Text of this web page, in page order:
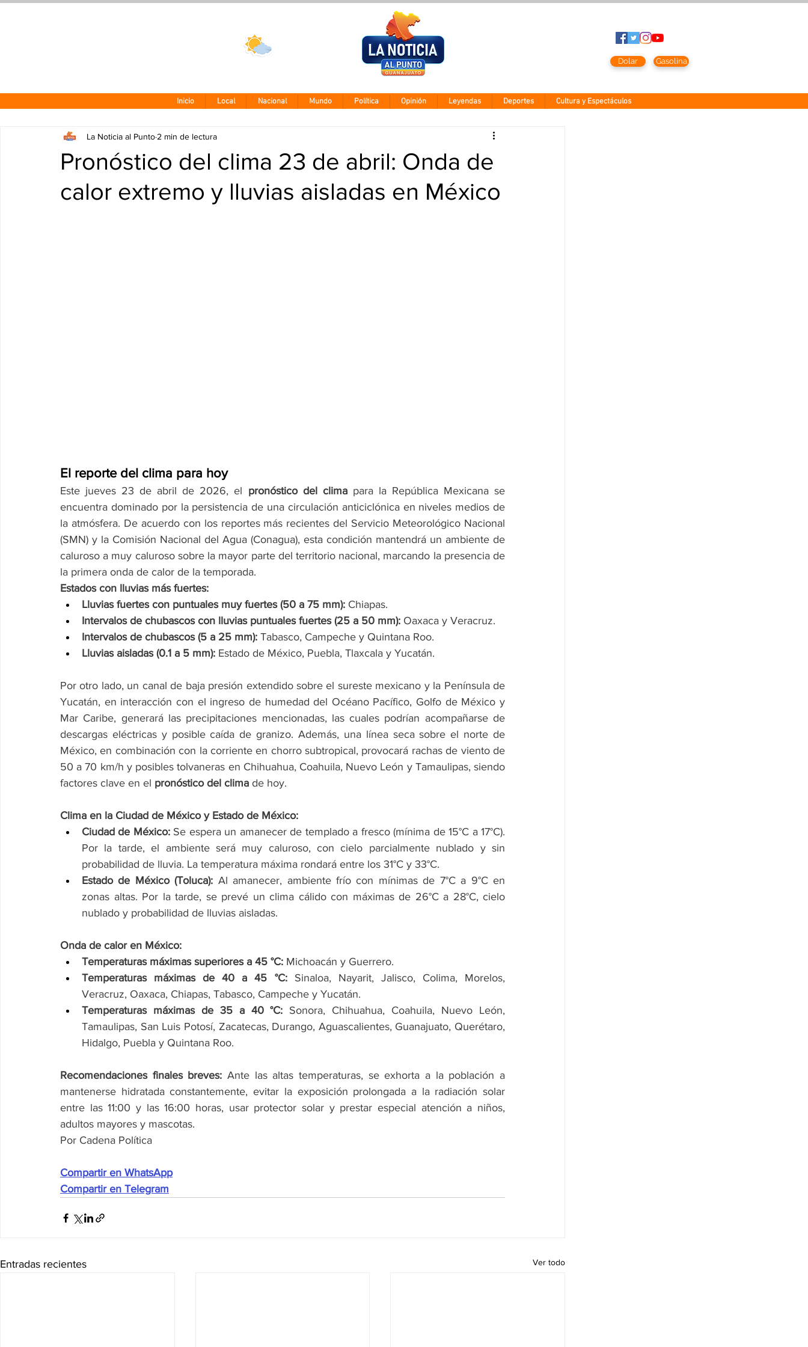
Dolar Gasolina
Inicio Local Nacional Mundo Política Opinión Leyendas Deportes Cultura y Espectáculos
Pronóstico del clima 23 de abril: Onda de
calor extremo y lluvias aisladas en México
La Noticia al Punto 2 min de lectura
El reporte del clima para hoy
Este jueves 23 de abril de 2026, el pronóstico del clima para la República Mexicana se
encuentra dominado por la persistencia de una circulación anticiclónica en niveles medios de
la atmósfera. De acuerdo con los reportes más recientes del Servicio Meteorológico Nacional
(SMN) y la Comisión Nacional del Agua (Conagua), esta condición mantendrá un ambiente de
caluroso a muy caluroso sobre la mayor parte del territorio nacional, marcando la presencia de
la primera onda de calor de la temporada.
Estados con lluvias más fuertes:
Lluvias fuertes con puntuales muy fuertes (50 a 75 mm): Chiapas.
Intervalos de chubascos con lluvias puntuales fuertes (25 a 50 mm): Oaxaca y Veracruz.
Intervalos de chubascos (5 a 25 mm): Tabasco, Campeche y Quintana Roo.
Lluvias aisladas (0.1 a 5 mm): Estado de México, Puebla, Tlaxcala y Yucatán.
Por otro lado, un canal de baja presión extendido sobre el sureste mexicano y la Península de
Yucatán, en interacción con el ingreso de humedad del Océano Pacífico, Golfo de México y
Mar Caribe, generará las precipitaciones mencionadas, las cuales podrían acompañarse de
descargas eléctricas y posible caída de granizo. Además, una línea seca sobre el norte de
México, en combinación con la corriente en chorro subtropical, provocará rachas de viento de
50 a 70 km/h y posibles tolvaneras en Chihuahua, Coahuila, Nuevo León y Tamaulipas, siendo
factores clave en el pronóstico del clima de hoy.
Clima en la Ciudad de México y Estado de México:
Ciudad de México: Se espera un amanecer de templado a fresco (mínima de 15°C a 17°C).
Por la tarde, el ambiente será muy caluroso, con cielo parcialmente nublado y sin
probabilidad de lluvia. La temperatura máxima rondará entre los 31°C y 33°C.
Estado de México (Toluca): Al amanecer, ambiente frío con mínimas de 7°C a 9°C en
zonas altas. Por la tarde, se prevé un clima cálido con máximas de 26°C a 28°C, cielo
nublado y probabilidad de lluvias aisladas.
Onda de calor en México:
Temperaturas máximas superiores a 45 °C: Michoacán y Guerrero.
Temperaturas máximas de 40 a 45 °C: Sinaloa, Nayarit, Jalisco, Colima, Morelos,
Veracruz, Oaxaca, Chiapas, Tabasco, Campeche y Yucatán.
Temperaturas máximas de 35 a 40 °C: Sonora, Chihuahua, Coahuila, Nuevo León,
Tamaulipas, San Luis Potosí, Zacatecas, Durango, Aguascalientes, Guanajuato, Querétaro,
Hidalgo, Puebla y Quintana Roo.
Recomendaciones finales breves: Ante las altas temperaturas, se exhorta a la población a
mantenerse hidratada constantemente, evitar la exposición prolongada a la radiación solar
entre las 11:00 y las 16:00 horas, usar protector solar y prestar especial atención a niños,
adultos mayores y mascotas.
Por Cadena Política
Compartir en WhatsApp
Compartir en Telegram
Entradas recientes Ver todo